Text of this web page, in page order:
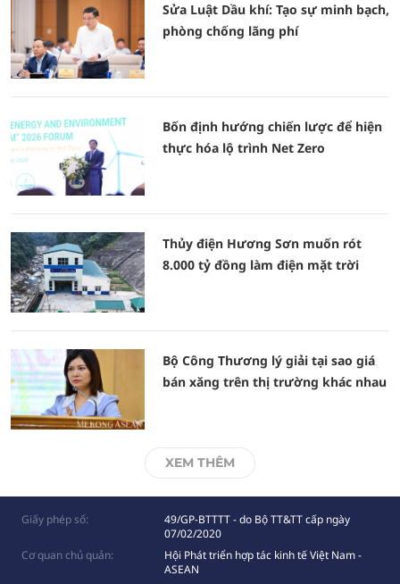
Sửa Luật Dầu khí: Tạo sự minh bạch,
phòng chống lãng phí
Bốn định hướng chiến lược để hiện
thực hóa lộ trình Net Zero
Thủy điện Hương Sơn muốn rót
8.000 tỷ đồng làm điện mặt trời
Bộ Công Thương lý giải tại sao giá
bán xăng trên thị trường khác nhau
XEM THÊM
Giấy phép số:
49/GP-BTTTT - do Bộ TT&TT cấp ngày
07/02/2020
Cơ quan chủ quản:
Hội Phát triển hợp tác kinh tế Việt Nam -
ASEAN